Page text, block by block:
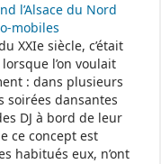
l’Alsace du Nord
mobiles
XXIe siècle, c’était
l’on voulait
: dans plusieurs
soirées dansantes
DJ à bord de leur
ce concept est
habitués eux, n’ont